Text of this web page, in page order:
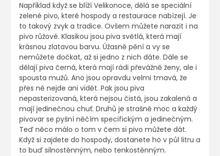
Například když se blíží Velikonoce, dělá se speciální
zelené pivo, které hospody a restaurace nabízejí. Je
to takový zvyk a tradice. Ovšem můžete narazit i na
pivo růžové. Klasikou jsou piva světlá, která mají
krásnou zlatavou barvu. Úžasně pění a vy se
nemůžete dočkat, až si jedno z nich dáte. Dále se
dělají piva černá, která mají rádi převážně ženy, ale i
spousta mužů. Ano jsou opravdu velmi tmavá, že
přes ně nejde ani vidět. Pak jsou piva
nepasterizovaná, která nejsou čistá, jsou zakalená a
mají jedinečnou chuť. Druhů je strašně moc a každý
pivovar se pyšní něčím specifickým a jedinečným.
Teď něco málo o tom v čem si pivo můžete dát.
Když si zajdete do hospody, dostanete ho v půl litru a
to buď silnostěnným, nebo tenkostěnným.